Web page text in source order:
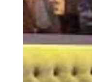
MENDOZA
ARGENTINA
EL NUEVE STREAMS
PROGRAMACIÓN